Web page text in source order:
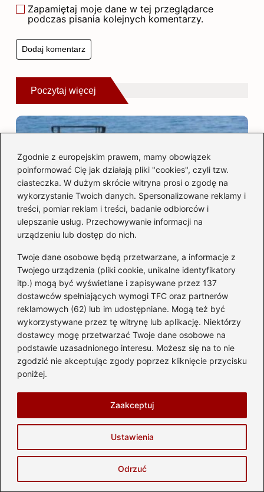
Zgodnie z europejskim prawem, mamy obowiązek
poinformować Cię jak działają pliki "cookies", czyli tzw.
ciasteczka. W dużym skrócie witryna prosi o zgodę na
wykorzystanie Twoich danych. Spersonalizowane reklamy i
treści, pomiar reklam i treści, badanie odbiorców i
ulepszanie usług. Przechowywanie informacji na
urządzeniu lub dostęp do nich.
Twoje dane osobowe będą przetwarzane, a informacje z
Twojego urządzenia (pliki cookie, unikalne identyfikatory
itp.) mogą być wyświetlane i zapisywane przez 137
dostawców spełniających wymogi TFC oraz partnerów
reklamowych (62) lub im udostępniane. Mogą też być
wykorzystywane przez tę witrynę lub aplikację. Niektórzy
dostawcy mogę przetwarzać Twoje dane osobowe na
podstawie uzasadnionego interesu. Możesz się na to nie
zgodzić nie akceptując zgody poprzez kliknięcie przycisku
poniżej.
Ustawienia
Odrzuć
Zaakceptuj
Zapamiętaj moje dane w tej przeglądarce
podczas pisania kolejnych komentarzy.
Poczytaj więcej
Land Rover Defender z USA – legenda
bezdroży w luksusowym wydaniu
2026-08-07
Gdzie znajduje się filtr paliwa w
Mitsubishi Lancer? Oto przewodnik krok
po kroku